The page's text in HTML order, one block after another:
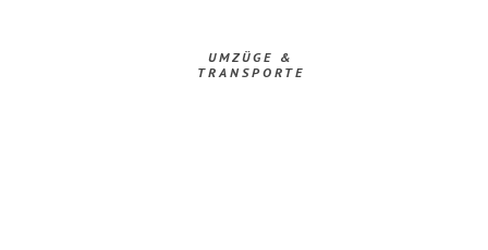
UMZÜGE &
TRANSPORTE